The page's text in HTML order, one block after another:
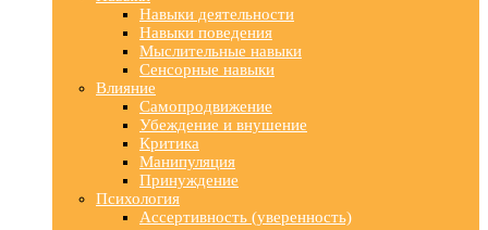
Навыки деятельности
Навыки поведения
Мыслительные навыки
Сенсорные навыки
Влияние
Самопродвижение
Убеждение и внушение
Критика
Манипуляция
Принуждение
Психология
Ассертивность (уверенность)